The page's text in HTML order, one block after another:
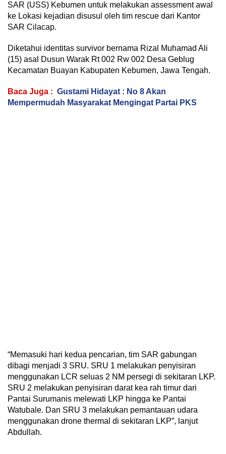
SAR (USS) Kebumen untuk melakukan assessment awal
ke Lokasi kejadian disusul oleh tim rescue dari Kantor
SAR Cilacap.
Diketahui identitas survivor bernama Rizal Muhamad Ali
(15) asal Dusun Warak Rt 002 Rw 002 Desa Geblug
Kecamatan Buayan Kabupaten Kebumen, Jawa Tengah.
Baca Juga : Gustami Hidayat : No 8 Akan
Mempermudah Masyarakat Mengingat Partai PKS
“Memasuki hari kedua pencarian, tim SAR gabungan
dibagi menjadi 3 SRU. SRU 1 melakukan penyisiran
menggunakan LCR seluas 2 NM persegi di sekitaran LKP.
SRU 2 melakukan penyisiran darat kea rah timur dari
Pantai Surumanis melewati LKP hingga ke Pantai
Watubale. Dan SRU 3 melakukan pemantauan udara
menggunakan drone thermal di sekitaran LKP”, lanjut
Abdullah.